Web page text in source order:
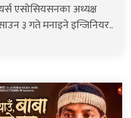
एसाेसियसनका अध्यक्ष
३ गते मनाइने इन्जिनियर..